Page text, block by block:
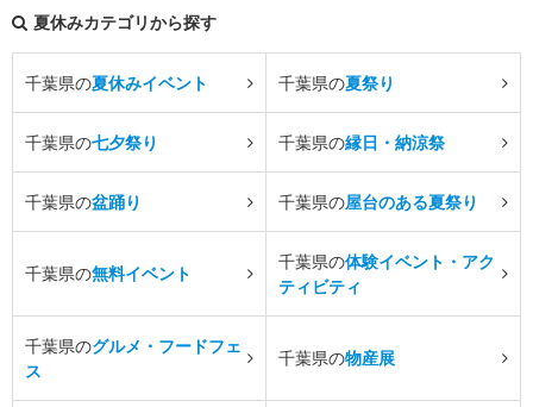
夏休みカテゴリから探す
千葉県の夏休みイベント 千葉県の夏祭り
千葉県の七夕祭り 千葉県の縁日・納涼祭
千葉県の盆踊り 千葉県の屋台のある夏祭り
千葉県の無料イベント
千葉県の体験イベント・アク
ティビティ
千葉県のグルメ・フードフェ
ス
千葉県の物産展